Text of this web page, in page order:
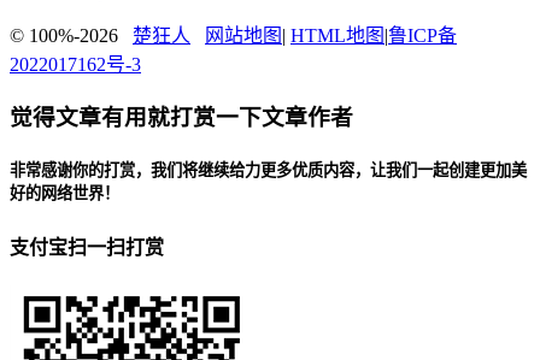
© 100%-2026 楚狂人 网站地图 | HTML地图 |鲁ICP备
2022017162号-3
觉得文章有用就打赏一下文章作者
非常感谢你的打赏，我们将继续给力更多优质内容，让我们一起创建更加美
好的网络世界！
支付宝扫一扫打赏